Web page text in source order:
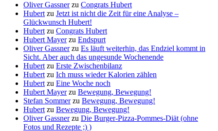
Oliver Gassnerzu Congrats Hubert
Hubert zu Jetzt ist nicht die Zeit für eine Analyse –
Glückwunsch Hubert!
Hubert zu Congrats Hubert
Hubert Mayerzu Endspurt
Oliver Gassnerzu Es läuft weiterhin, das Endziel kommt in
Sicht. Aber auch das ungesunde Wochenende
Hubert zu Erste Zwischenbilanz
Hubert zu Ich muss wieder Kalorien zählen
Hubert zu Eine Woche noch
Hubert Mayerzu Bewegung, Bewegung!
Stefan Sommerzu Bewegung, Bewegung!
Hubert zu Bewegung, Bewegung!
Oliver Gassnerzu Die Burger-Pizza-Pommes-Diät (ohne
Fotos und Rezepte ;) )